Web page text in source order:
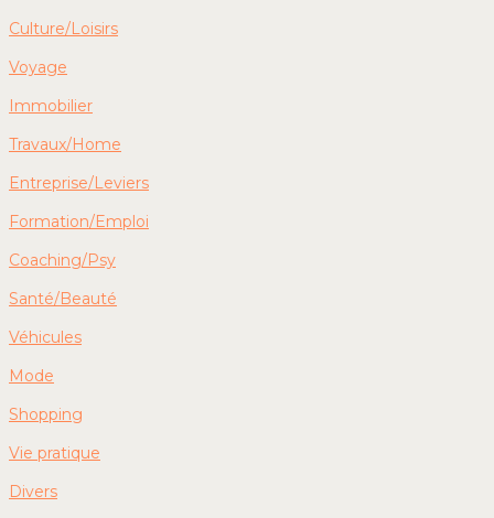
Culture/Loisirs
Voyage
Immobilier
Travaux/Home
Entreprise/Leviers
Formation/Emploi
Coaching/Psy
Santé/Beauté
Véhicules
Mode
Shopping
Vie pratique
Divers